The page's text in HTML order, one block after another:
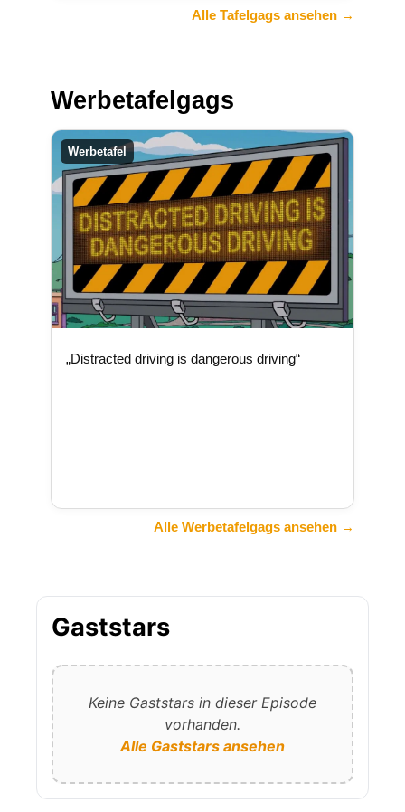
Alle Tafelgags ansehen →
Werbetafelgags
Werbetafel
„Distracted driving is dangerous driving“
Alle Werbetafelgags ansehen →
Gaststars
Keine Gaststars in dieser Episode
vorhanden.
Alle Gaststars ansehen